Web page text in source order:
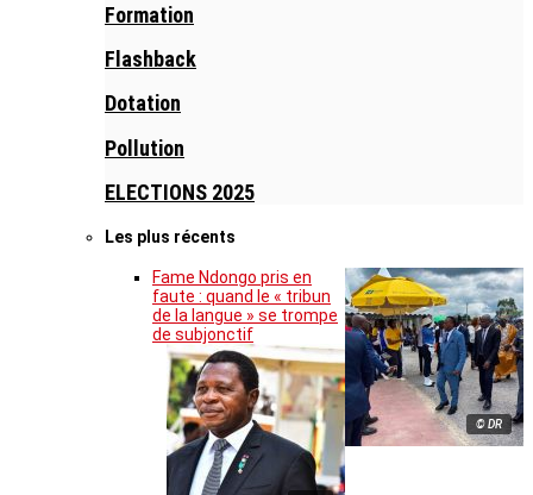
Formation
Flashback
Dotation
Pollution
ELECTIONS 2025
Les plus récents
© DR
Fame Ndongo pris en
faute : quand le « tribun
de la langue » se trompe
de subjonctif